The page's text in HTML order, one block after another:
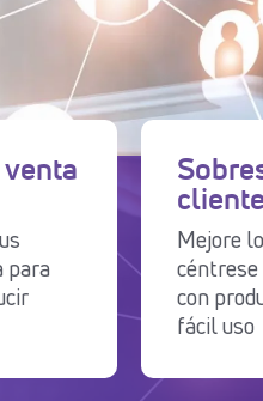
venta
para
cliente
Mejore
céntrese
con
fácil uso